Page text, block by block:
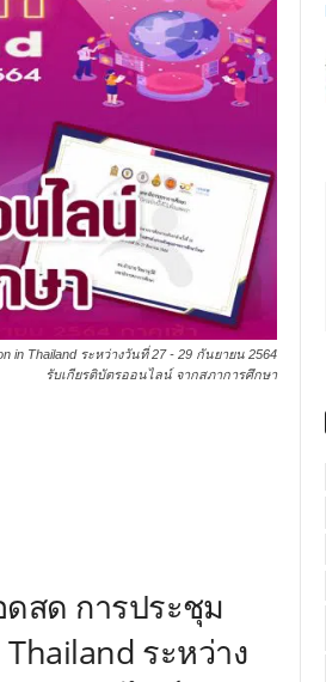
Thailand ระหว่างวันที่ 27 - 29 กันยายน 2564
รับเกียรติบัตรออนไลน์ จากสภาการศึกษา
สด การประชุม
ระหว่าง